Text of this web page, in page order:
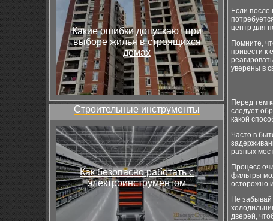
Какие ошибки допускают при
выборе жилья в строящихся
домах
Строительные инструменты
Как безопасно работать с
электроинструментом
Если
центр для
Помните,
привести к
уверены в
Перед тем
следует
какой
Часто в
разных
Процесс
фильтры
осторожно
Не
дверей,